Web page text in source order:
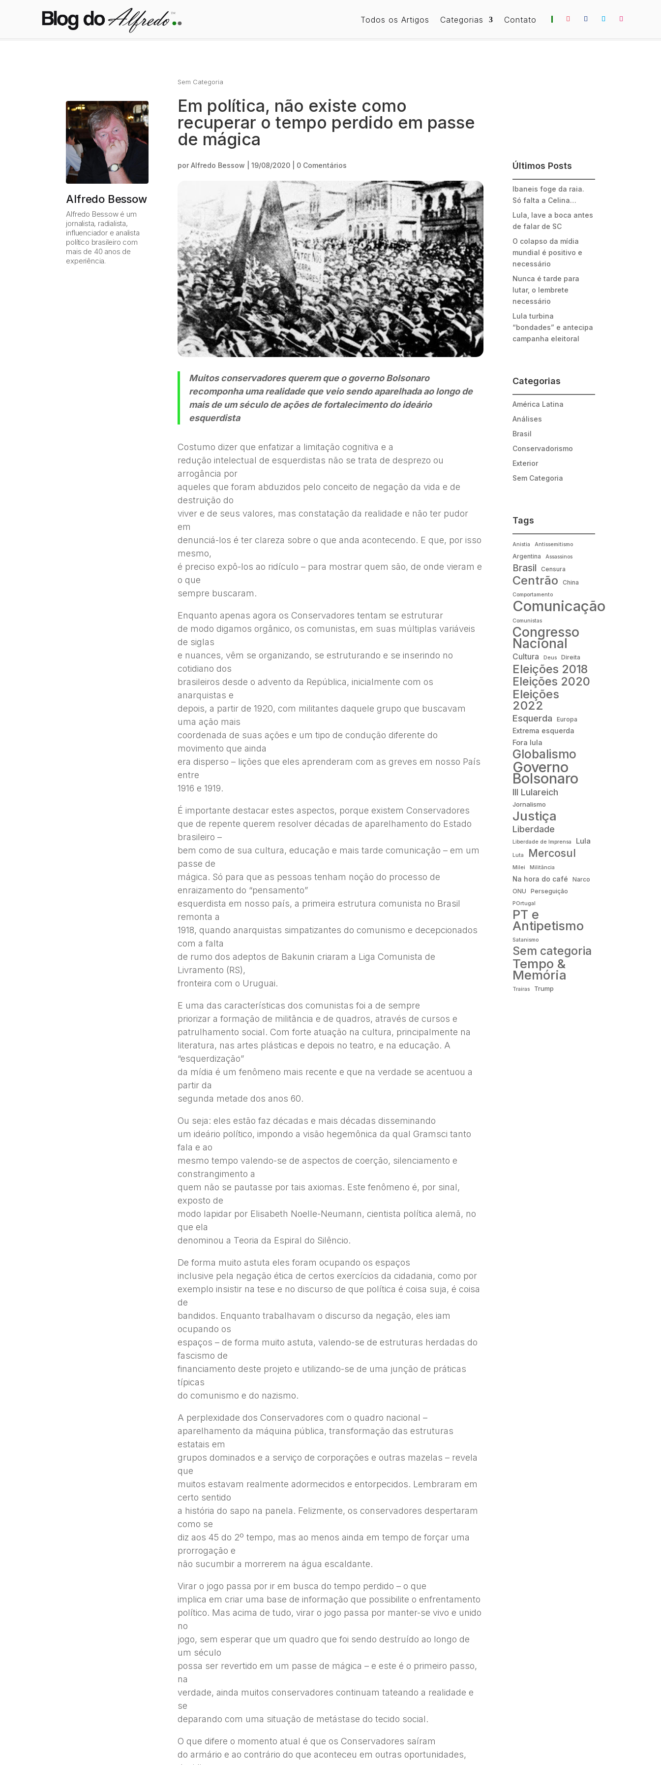
Todos os Artigos Categorias Contato
Alfredo Bessow
Alfredo Bessow é um
jornalista, radialista,
influenciador e analista
político brasileiro com
mais de 40 anos de
experiência.
Sem Categoria
Em política, não existe como
recuperar o tempo perdido em passe
de mágica
porAlfredo Bessow |19/08/2020 0 Comentários
Muitos conservadores querem que o governo Bolsonaro
recomponha uma realidade que veio sendo aparelhada ao longo de
mais de um século de ações de fortalecimento do ideário
esquerdista
Costumo dizer que enfatizar a limitação cognitiva e a
redução intelectual de esquerdistas não se trata de desprezo ou
arrogância por
aqueles que foram abduzidos pelo conceito de negação da vida e de
destruição do
viver e de seus valores, mas constatação da realidade e não ter pudor
em
denunciá-los é ter clareza sobre o que anda acontecendo. E que, por isso
mesmo,
é preciso expô-los ao ridículo – para mostrar quem são, de onde vieram e
o que
sempre buscaram.
Enquanto apenas agora os Conservadores tentam se estruturar
de modo digamos orgânico, os comunistas, em suas múltiplas variáveis
de siglas
e nuances, vêm se organizando, se estruturando e se inserindo no
cotidiano dos
brasileiros desde o advento da República, inicialmente com os
anarquistas e
depois, a partir de 1920, com militantes daquele grupo que buscavam
uma ação mais
coordenada de suas ações e um tipo de condução diferente do
movimento que ainda
era disperso – lições que eles aprenderam com as greves em nosso País
entre
1916 e 1919.
É importante destacar estes aspectos, porque existem Conservadores
que de repente querem resolver décadas de aparelhamento do Estado
brasileiro –
bem como de sua cultura, educação e mais tarde comunicação – em um
passe de
mágica. Só para que as pessoas tenham noção do processo de
enraizamento do “pensamento”
esquerdista em nosso país, a primeira estrutura comunista no Brasil
remonta a
1918, quando anarquistas simpatizantes do comunismo e decepcionados
com a falta
de rumo dos adeptos de Bakunin criaram a Liga Comunista de
Livramento (RS),
fronteira com o Uruguai.
E uma das características dos comunistas foi a de sempre
priorizar a formação de militância e de quadros, através de cursos e
patrulhamento social. Com forte atuação na cultura, principalmente na
literatura, nas artes plásticas e depois no teatro, e na educação. A
“esquerdização”
da mídia é um fenômeno mais recente e que na verdade se acentuou a
partir da
segunda metade dos anos 60.
Ou seja: eles estão faz décadas e mais décadas disseminando
um ideário político, impondo a visão hegemônica da qual Gramsci tanto
fala e ao
mesmo tempo valendo-se de aspectos de coerção, silenciamento e
constrangimento a
quem não se pautasse por tais axiomas. Este fenômeno é, por sinal,
exposto de
modo lapidar por Elisabeth Noelle-Neumann, cientista política alemã, no
que ela
denominou a Teoria da Espiral do Silêncio.
De forma muito astuta eles foram ocupando os espaços
inclusive pela negação ética de certos exercícios da cidadania, como por
exemplo insistir na tese e no discurso de que política é coisa suja, é coisa
de
bandidos. Enquanto trabalhavam o discurso da negação, eles iam
ocupando os
espaços – de forma muito astuta, valendo-se de estruturas herdadas do
fascismo de
financiamento deste projeto e utilizando-se de uma junção de práticas
típicas
do comunismo e do nazismo.
A perplexidade dos Conservadores com o quadro nacional –
aparelhamento da máquina pública, transformação das estruturas
estatais em
grupos dominados e a serviço de corporações e outras mazelas – revela
que
muitos estavam realmente adormecidos e entorpecidos. Lembraram em
certo sentido
a história do sapo na panela. Felizmente, os conservadores despertaram
como se
diz aos 45 do 2º tempo, mas ao menos ainda em tempo de forçar uma
prorrogação e
não sucumbir a morrerem na água escaldante.
Virar o jogo passa por ir em busca do tempo perdido – o que
implica em criar uma base de informação que possibilite o enfrentamento
político. Mas acima de tudo, virar o jogo passa por manter-se vivo e unido
no
jogo, sem esperar que um quadro que foi sendo destruído ao longo de
um século
possa ser revertido em um passe de mágica – e este é o primeiro passo,
na
verdade, ainda muitos conservadores continuam tateando a realidade e
se
deparando com uma situação de metástase do tecido social.
O que difere o momento atual é que os Conservadores saíram
do armário e ao contrário do que aconteceu em outras oportunidades,
Últimos Posts
Ibaneis foge da raia.
Só falta a Celina…
Lula, lave a boca antes
de falar de SC
O colapso da mídia
mundial é positivo e
necessário
Nunca é tarde para
lutar, o lembrete
necessário
Lula turbina
“bondades” e antecipa
campanha eleitoral
Categorias
América Latina
Análises
Brasil
Conservadorismo
Exterior
Sem Categoria
Tags
Anistia Antissemitismo
Argentina Assassinos
Brasil Censura
Centrão China
Comportamento
Comunicação
Comunistas
Congresso
Nacional
Cultura Deus Direita
Eleições 2018
Eleições 2020
Eleições
2022
Esquerda Europa
Extrema esquerda
Fora lula
Globalismo
Governo
Bolsonaro
III Lulareich
Jornalismo
Justiça
Liberdade
Liberdade de Imprensa Lula
Luta Mercosul
Milei Militância
Na hora do café
Narco
ONU
Perseguição
POrtugal
PT e
Antipetismo
Satanismo
Sem categoria
Tempo &
Memória
Traíras Trump